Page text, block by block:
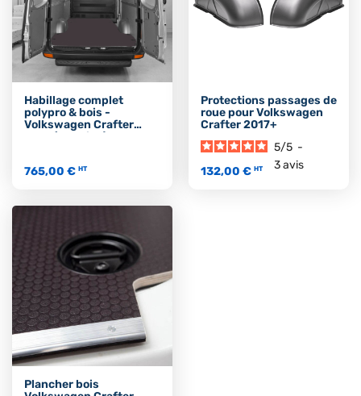
Habillage complet
polypro & bois -
Volkswagen Crafter
2017 (Traction)
765,00 € HT
Protections passages de
roue pour Volkswagen
Crafter 2017+
5/5 -
3avis
132,00 € HT
Plancher bois